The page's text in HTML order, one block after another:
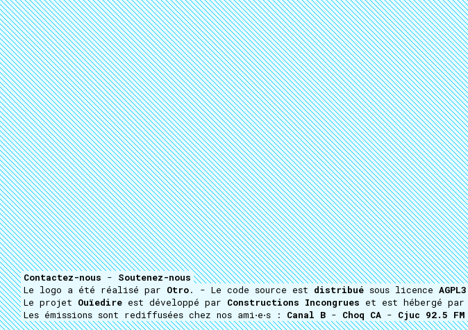
Contactez-nous - Soutenez-nous
Le logo a été réalisé par Otro. - Le code source est distribué sous licence AGPL3
Le projet Ouïedire est développé par Constructions Incongrues et est hébergé par
Les émissions sont rediffusées chez nos ami⋅e⋅s : Canal B - Choq CA - Cjuc 92.5 FM